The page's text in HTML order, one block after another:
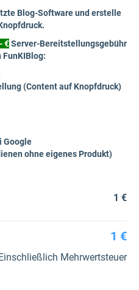
Blog-Software und erstelle
€Server-Bereitstellungsgebühr
FunKIBlog:
(Content auf Knopfdruck)
Google
ohne eigenes Produkt)
1 €
1 €
Mehrwertsteuer